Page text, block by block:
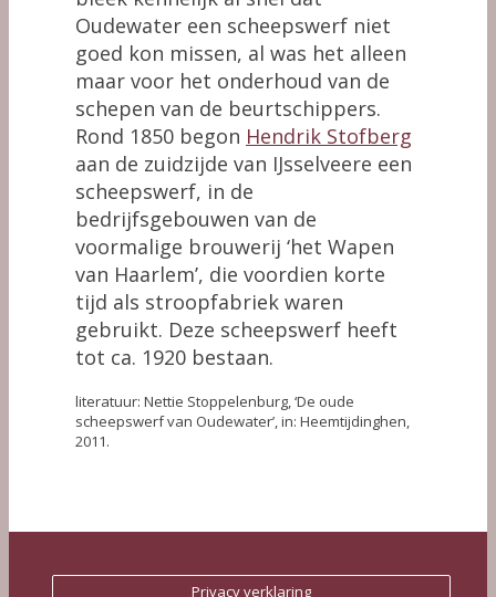
Oudewater een scheepswerf niet
goed kon missen, al was het alleen
maar voor het onderhoud van de
schepen van de beurtschippers.
Rond 1850 begon Hendrik Stofberg
aan de zuidzijde van IJsselveere een
scheepswerf, in de
bedrijfsgebouwen van de
voormalige brouwerij ‘het Wapen
van Haarlem’, die voordien korte
tijd als stroopfabriek waren
gebruikt. Deze scheepswerf heeft
tot ca. 1920 bestaan.
literatuur: Nettie Stoppelenburg, ‘De oude
scheepswerf van Oudewater’, in: Heemtijdinghen,
2011.
Privacy verklaring